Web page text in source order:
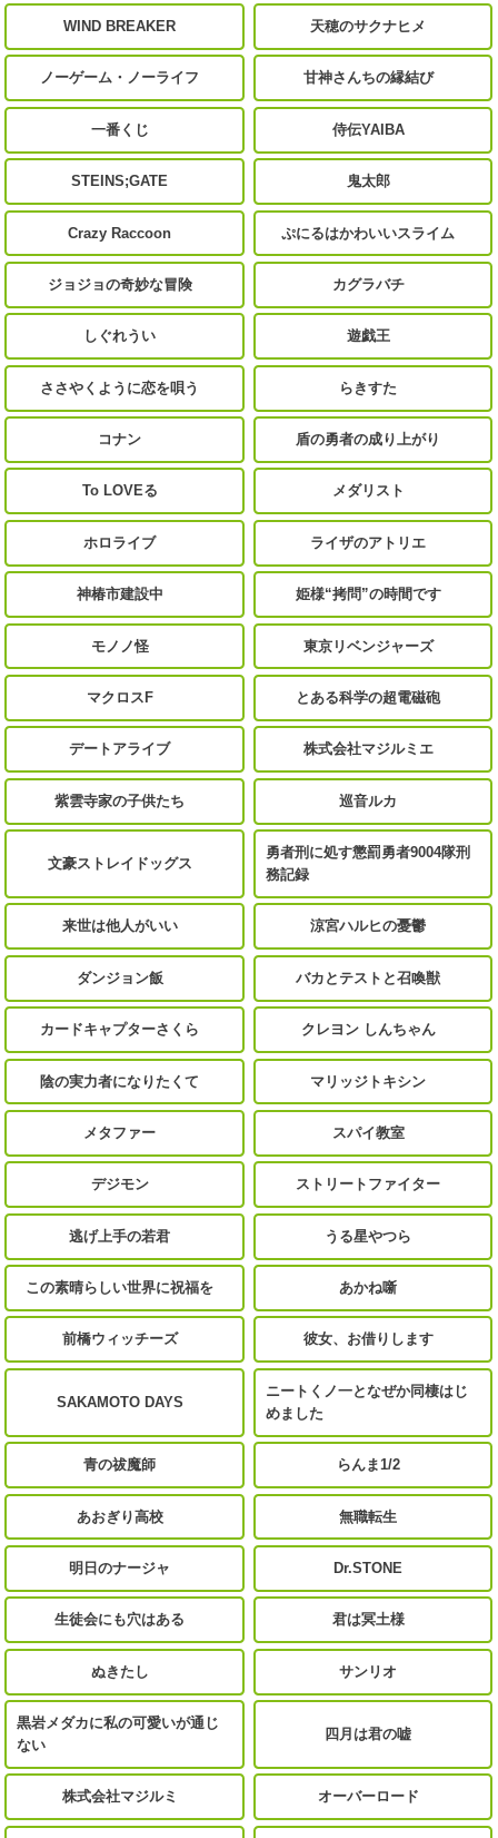
WIND BREAKER 天穂のサクナヒメ
ノーゲーム・ノーライフ 甘神さんちの縁結び
一番くじ 侍伝YAIBA
STEINS;GATE 鬼太郎
Crazy Raccoon ぷにるはかわいいスライム
ジョジョの奇妙な冒険 カグラバチ
しぐれうい 遊戯王
ささやくように恋を唄う らきすた
コナン 盾の勇者の成り上がり
To LOVEる メダリスト
ホロライブ ライザのアトリエ
神椿市建設中 姫様“拷問”の時間です
モノノ怪 東京リベンジャーズ
マクロスF とある科学の超電磁砲
デートアライブ 株式会社マジルミエ
紫雲寺家の子供たち 巡音ルカ
文豪ストレイドッグス
勇者刑に処す懲罰勇者9004隊刑
務記録
来世は他人がいい 涼宮ハルヒの憂鬱
ダンジョン飯 バカとテストと召喚獣
カードキャプターさくら クレヨン しんちゃん
陰の実力者になりたくて マリッジトキシン
メタファー スパイ教室
デジモン ストリートファイター
逃げ上手の若君 うる星やつら
この素晴らしい世界に祝福を あかね噺
前橋ウィッチーズ 彼女、お借りします
SAKAMOTO DAYS
ニートくノ一となぜか同棲はじ
めました
青の祓魔師 らんま1/2
あおぎり高校 無職転生
明日のナージャ Dr.STONE
生徒会にも穴はある 君は冥土様
ぬきたし サンリオ
黒岩メダカに私の可愛いが通じ
ない
四月は君の嘘
株式会社マジルミ オーバーロード